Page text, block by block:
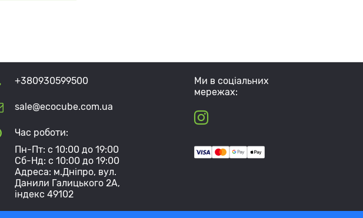
+380930599500
sale@ecocube.com.ua
Час роботи:
Пн-Пт: с 10:00 до 19:00
Сб-Нд: с 10:00 до 19:00
Адреса: м.Дніпро, вул.
Данили Галицького 2А,
індекс 49102
Ми в соціальних
мережах: